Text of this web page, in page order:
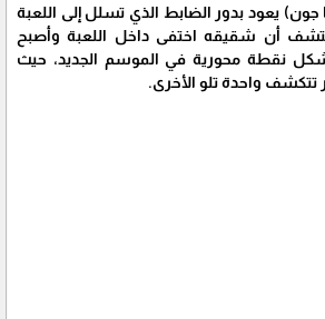
يعود بدور الضابط الذي تسلل إلى اللعبة
أن شقيقه اختفى داخل اللعبة وأصبح
نقطة محورية في الموسم الجديد، حيث
تتكشف واحدة تلو الأخرى.